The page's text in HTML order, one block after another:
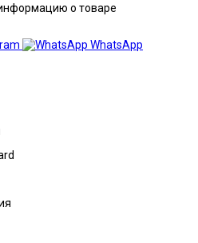
о товаре
WhatsApp